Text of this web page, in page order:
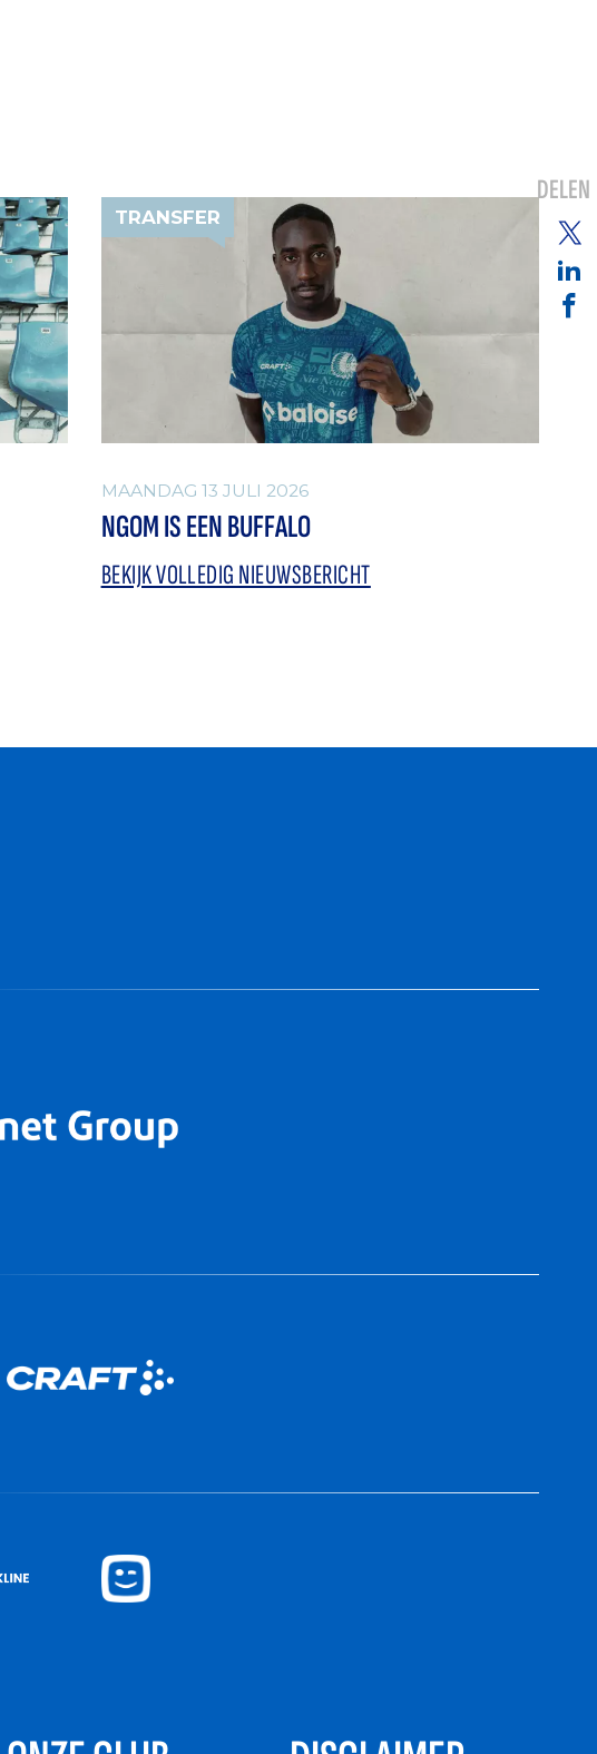
TRANSFER
MAANDAG 13 JULI 2026
NGOM IS EEN BUFFALO
BEKIJK VOLLEDIG NIEUWSBERICHT
DELEN